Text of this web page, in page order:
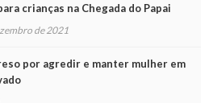
crianças na Chegada do Papai
de 2021
por agredir e manter mulher em